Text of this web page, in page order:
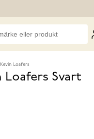
Kevin Loafers
Loafers Svart